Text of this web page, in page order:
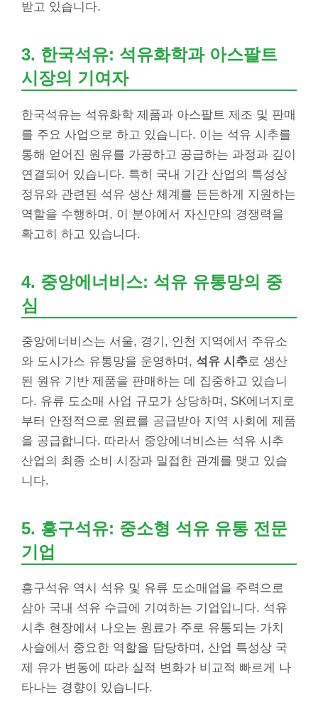
받고 있습니다.
3. 한국석유: 석유화학과 아스팔트
시장의 기여자
한국석유는 석유화학 제품과 아스팔트 제조 및 판매
를 주요 사업으로 하고 있습니다. 이는 석유 시추를
통해 얻어진 원유를 가공하고 공급하는 과정과 깊이
연결되어 있습니다. 특히 국내 기간 산업의 특성상
정유와 관련된 석유 생산 체계를 든든하게 지원하는
역할을 수행하며, 이 분야에서 자신만의 경쟁력을
확고히 하고 있습니다.
4. 중앙에너비스: 석유 유통망의 중
심
중앙에너비스는 서울, 경기, 인천 지역에서 주유소
와 도시가스 유통망을 운영하며, 석유 시추로 생산
된 원유 기반 제품을 판매하는 데 집중하고 있습니
다. 유류 도소매 사업 규모가 상당하며, SK에너지로
부터 안정적으로 원료를 공급받아 지역 사회에 제품
을 공급합니다. 따라서 중앙에너비스는 석유 시추
산업의 최종 소비 시장과 밀접한 관계를 맺고 있습
니다.
5. 흥구석유: 중소형 석유 유통 전문
기업
흥구석유 역시 석유 및 유류 도소매업을 주력으로
삼아 국내 석유 수급에 기여하는 기업입니다. 석유
시추 현장에서 나오는 원료가 주로 유통되는 가치
사슬에서 중요한 역할을 담당하며, 산업 특성상 국
제 유가 변동에 따라 실적 변화가 비교적 빠르게 나
타나는 경향이 있습니다.